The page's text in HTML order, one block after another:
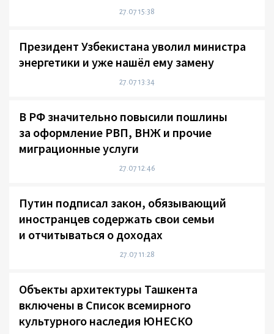
27.07 15:38
Президент Узбекистана уволил министра
энергетики и уже нашёл ему замену
27.07 13:34
В РФ значительно повысили пошлины
за оформление РВП, ВНЖ и прочие
миграционные услуги
27.07 12:46
Путин подписал закон, обязывающий
иностранцев содержать свои семьи
и отчитываться о доходах
27.07 11:28
Объекты архитектуры Ташкента
включены в Список всемирного
культурного наследия ЮНЕСКО